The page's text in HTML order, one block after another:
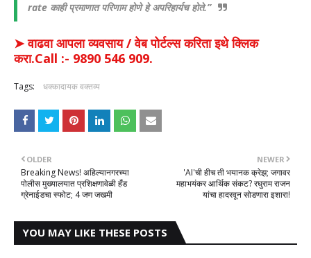
rate काही प्रमाणात परिणाम होणे हे अपरिहार्यच होते.”
➤ वाढवा आपला व्यवसाय / वेब पोर्टल्स करिता इथे क्लिक
करा.Call :- 9890 546 909.
Tags: धक्कादायक वक्तव्य
NEWER
​'AI'ची हीच ती भयानक क्रेझ; जगावर
महाभयंकर आर्थिक संकट? रघुराम राजन
यांचा हादरवून सोडणारा इशारा!
OLDER
Breaking News! अहिल्यानगरच्या
पोलीस मुख्यालयात प्रशिक्षणावेळी हँड
ग्रेनाईडचा स्फोट; 4 जण जखमी
YOU MAY LIKE THESE POSTS